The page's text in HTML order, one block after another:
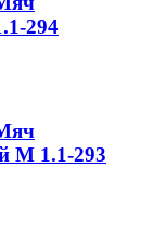
294
М 1.1-293